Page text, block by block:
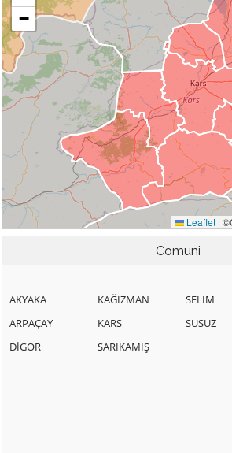
Comuni
AKYAKA
ARPAÇAY
DİGOR
KAĞIZMAN
KARS
SARIKAMIŞ
SELİM
SUSUZ